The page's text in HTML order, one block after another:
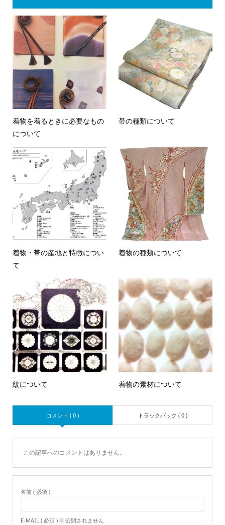
着物を着るときに必要なもの
について
帯の種類について
着物・帯の産地と特徴につい
て
着物の種類について
紋について 着物の素材について
コメント ( 0 ) トラックバック ( 0 )
この記事へのコメントはありません。
名前 ( 必須 )
E-MAIL ( 必須 ) ※ 公開されません